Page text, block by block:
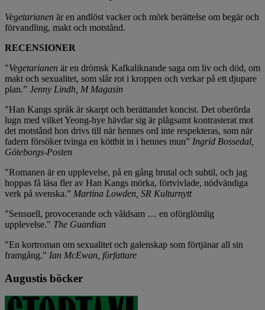
Vegetarianen är en andlöst vacker och mörk berättelse om begär och
förvandling, makt och motstånd.
RECENSIONER
"Vegetarianen är en drömsk Kafkaliknande saga om liv och död, om
makt och sexualitet, som slår rot i kroppen och verkar på ett djupare
plan.” Jenny Lindh, M Magasin
"Han Kangs språk är skarpt och berättandet koncist. Det oberörda
lugn med vilket Yeong-hye hävdar sig är plågsamt kontrasterat mot
det motstånd hon drivs till när hennes ord inte respekteras, som när
fadern försöker tvinga en köttbit in i hennes mun” Ingrid Bossedal,
Göteborgs-Posten
"Romanen är en upplevelse, på en gång brutal och subtil, och jag
hoppas få läsa fler av Han Kangs mörka, förtvivlade, nödvändiga
verk på svenska.” Martina Lowden, SR Kulturnytt
"Sensuell, provocerande och våldsam … en oförglömlig
upplevelse." The Guardian
"En kortroman om sexualitet och galenskap som förtjänar all sin
framgång." Ian McEwan, författare
Augustis böcker